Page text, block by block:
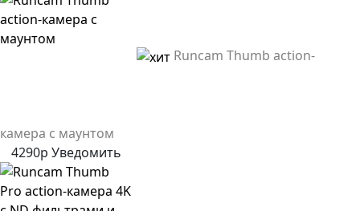
Runcam Thumb action-
камера с маунтом
4290р Уведомить